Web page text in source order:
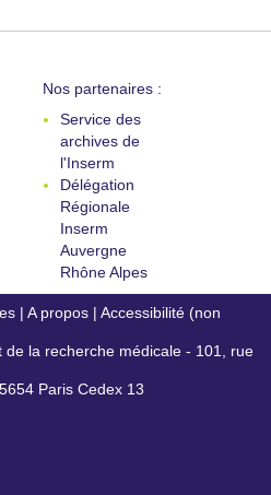
Nos partenaires :
Service des
archives de
l'Inserm
Délégation
Régionale
Inserm
Auvergne
Rhône Alpes
| A propos | Accessibilité (non
de la recherche médicale - 101, rue
Paris Cedex 13